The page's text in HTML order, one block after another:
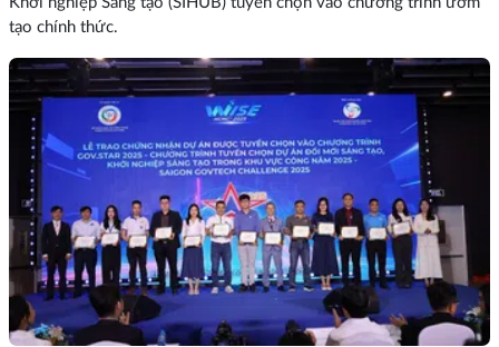
tạo chính thức.